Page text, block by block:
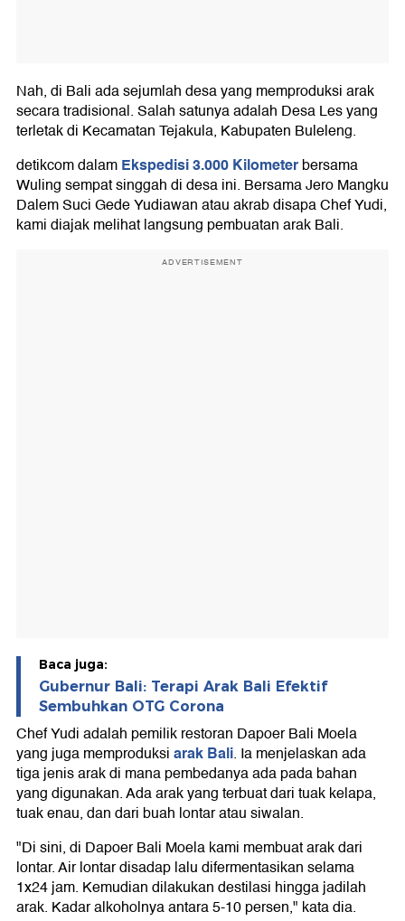
Nah, di Bali ada sejumlah desa yang memproduksi arak
secara tradisional. Salah satunya adalah Desa Les yang
terletak di Kecamatan Tejakula, Kabupaten Buleleng.
detikcom dalamEkspedisi 3.000 Kilometerbersama
Wuling sempat singgah di desa ini. Bersama Jero Mangku
Dalem Suci Gede Yudiawan atau akrab disapa Chef Yudi,
kami diajak melihat langsung pembuatan arak Bali.
ADVERTISEMENT
Baca juga:
Gubernur Bali: Terapi Arak Bali Efektif
Sembuhkan OTG Corona
Chef Yudi adalah pemilik restoran Dapoer Bali Moela
yang juga memproduksiarak Bali. Ia menjelaskan ada
tiga jenis arak di mana pembedanya ada pada bahan
yang digunakan. Ada arak yang terbuat dari tuak kelapa,
tuak enau, dan dari buah lontar atau siwalan.
"Di sini, di Dapoer Bali Moela kami membuat arak dari
lontar. Air lontar disadap lalu difermentasikan selama
1x24 jam. Kemudian dilakukan destilasi hingga jadilah
arak. Kadar alkoholnya antara 5-10 persen," kata dia.